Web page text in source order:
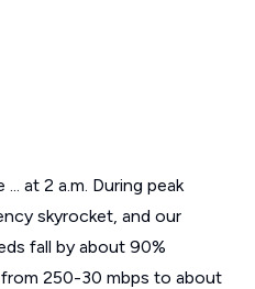
at 2 a.m. During peak
skyrocket, and our
fall by about 90%
250-30 mbps to about